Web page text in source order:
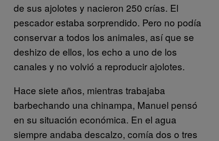
de sus ajolotes y nacieron 250 crías. El
pescador estaba sorprendido. Pero no podía
conservar a todos los animales, así que se
deshizo de ellos, los echo a uno de los
canales y no volvió a reproducir ajolotes.
Hace siete años, mientras trabajaba
barbechando una chinampa, Manuel pensó
en su situación económica. En el agua
siempre andaba descalzo, comía dos o tres